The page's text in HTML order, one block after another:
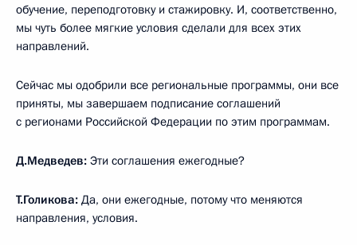
обучение, переподготовку и стажировку. И, соответственно,
мы чуть более мягкие условия сделали для всех этих
направлений.
Сейчас мы одобрили все региональные программы, они все
приняты, мы завершаем подписание соглашений
с регионами Российской Федерации по этим программам.
Д.Медведев: Эти соглашения ежегодные?
Т.Голикова: Да, они ежегодные, потому что меняются
направления, условия.